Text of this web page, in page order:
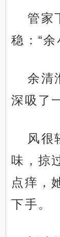
管家
稳：“
余清
深吸了
风很
味，掠
点痒，
下手。